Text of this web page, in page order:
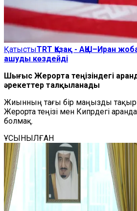
ҚатыстыTRT Қазақ - АҚШ–Иран
ашуды көздейді
Шығыс Жерорта теңізіндегі
әрекеттер талқыланады
Жиынның тағы бір маңызды
Жерорта теңізі мен Кипрдегі
болмақ.
ҰСЫНЫЛҒАН